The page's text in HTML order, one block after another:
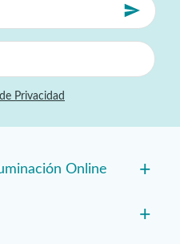
Privacidad
Online +
+